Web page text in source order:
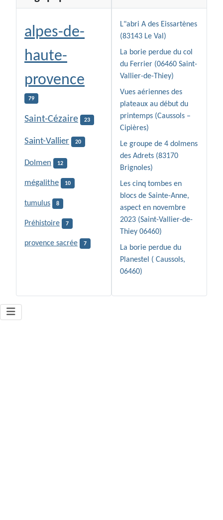
alpes-de-
haute-
provence
79
Saint-Cézaire 23
Saint-Vallier 20
Dolmen 12
mégalithe 10
tumulus 8
Préhistoire 7
provence sacrée 7
L"abri A des Eissartènes
(83143 Le Val)
La borie perdue du col
du Ferrier (06460 Saint-
Vallier-de-Thiey)
Vues aériennes des
plateaux au début du
printemps (Caussols –
Cipières)
Le groupe de 4 dolmens
des Adrets (83170
Brignoles)
Les cinq tombes en
blocs de Sainte-Anne,
aspect en novembre
2023 (Saint-Vallier-de-
Thiey 06460)
La borie perdue du
Planestel ( Caussols,
06460)